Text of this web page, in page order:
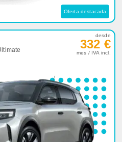
Oferta destacada
desde
332 €
mes / IVA incl.